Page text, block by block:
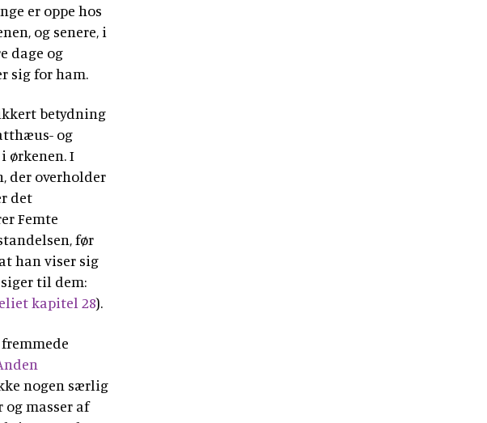
er oppe hos
og senere, i
dage og
sig for ham.
betydning
og
ørkenen. I
der overholder
det
Femte
før
han viser sig
til dem:
kapitel 28).
nogen særlig
masser af